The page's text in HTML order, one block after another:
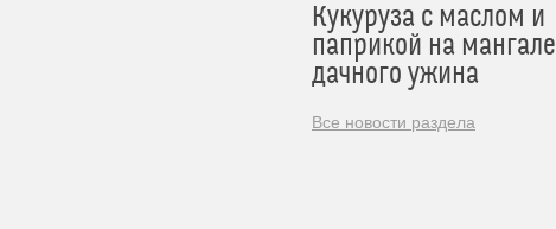
Кукуруза с маслом и
паприкой на
дачного ужина
Все новости раздела